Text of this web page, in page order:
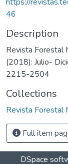
46
Description
Revista Forestal
(2018): Julio-
2215-2504
Collections
Revista Forestal
Full item
DSpace